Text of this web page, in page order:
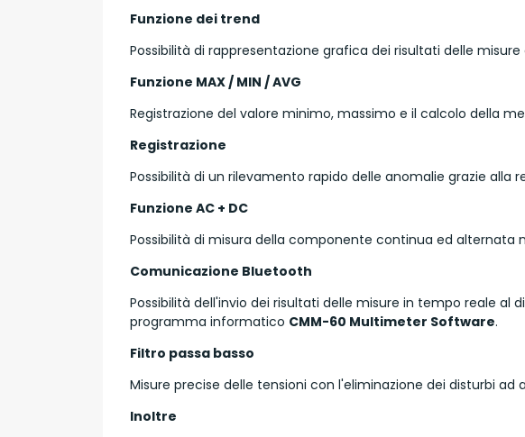
Funzione dei trend
Possibilità di rappresentazione grafica dei risultati delle
Funzione MAX / MIN / AVG
Registrazione del valore minimo, massimo e il calcolo della
Registrazione
Possibilità di un rilevamento rapido delle anomalie grazie alla
Funzione AC + DC
Possibilità di misura della componente continua ed alternata
Comunicazione Bluetooth
Possibilità dell'invio dei risultati delle misure in tempo reale al
programma informatico CMM-60 Multimeter Software.
Filtro passa basso
Misure precise delle tensioni con l'eliminazione dei disturbi
Inoltre